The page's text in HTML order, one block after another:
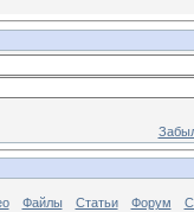
Файлы Статьи Форум